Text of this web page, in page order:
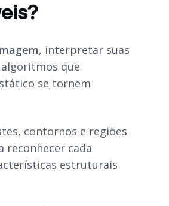
, interpretar suas
algoritmos que
se tornem
contornos e regiões
reconhecer cada
estruturais